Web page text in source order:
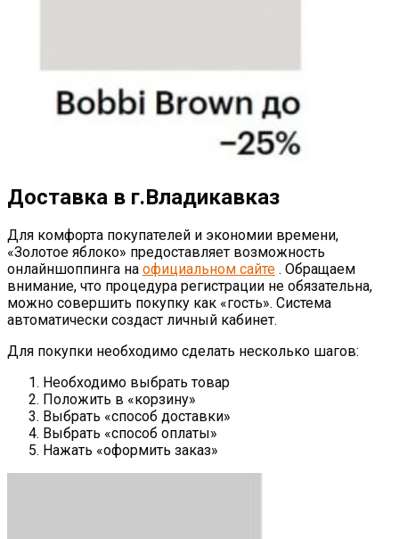
Доставка в г.Владикавказ
Для комфорта покупателей и экономии времени,
«Золотое яблоко» предоставляет возможность
онлайншоппинга на официальном сайте . Обращаем
внимание, что процедура регистрации не обязательна,
можно совершить покупку как «гость». Система
автоматически создаст личный кабинет.
Для покупки необходимо сделать несколько шагов:
Необходимо выбрать товар
Положить в «корзину»
Выбрать «способ доставки»
Выбрать «способ оплаты»
Нажать «оформить заказ»